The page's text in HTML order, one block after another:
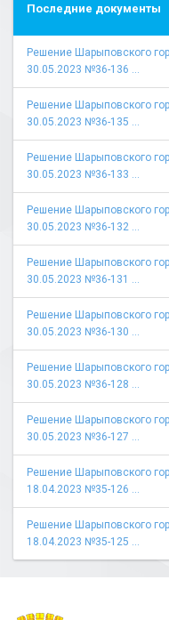
Последние документы
Решение Шарыповского
30.05.2023 №36-136 ...
Решение Шарыповского
30.05.2023 №36-135 ...
Решение Шарыповского
30.05.2023 №36-133 ...
Решение Шарыповского
30.05.2023 №36-132 ...
Решение Шарыповского
30.05.2023 №36-131 ...
Решение Шарыповского
30.05.2023 №36-130 ...
Решение Шарыповского
30.05.2023 №36-128 ...
Решение Шарыповского
30.05.2023 №36-127 ...
Решение Шарыповского
18.04.2023 №35-126 ...
Решение Шарыповского
18.04.2023 №35-125 ...